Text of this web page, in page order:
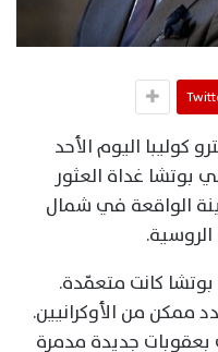
كوليبا اليوم الأحد
بوتشا غداة العثور
الواقعة في شمال
بوتشا كانت متعمّدة.
ممكن من الأوكرانيين.
جديدة مدمرة